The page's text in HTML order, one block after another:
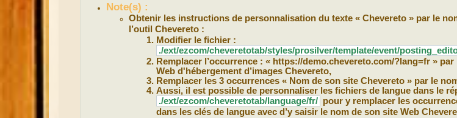
Note(s) :
Obtenir les instructions de personnalisation du texte « Chevereto » par le
l’outil Chevereto :
Modifier le fichier :
./ext/ezcom/cheveretotab/styles/prosilver/template/event/
Remplacer l’occurrence : « https://demo.chevereto.com/?lang=fr »
Web d'hébergement d’images Chevereto,
Remplacer les 3 occurrences « Nom de son site Chevereto » par le
Aussi, il est possible de personnaliser les fichiers de langue dans le
./ext/ezcom/cheveretotab/language/fr/ pour y remplacer les
dans les clés de langue avec d’y saisir le nom de son site Web